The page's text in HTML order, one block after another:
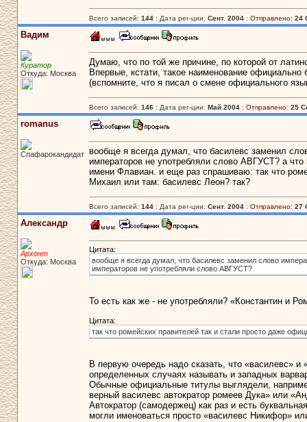
Всего записей: 144: Дата рег-ции: Сент. 2004: Отправлено: 24
Вадим
Куратор
Откуда: Москва
Думаю, что по той же причине, по которой от
Впервые, кстати, такое наименование
(вспомните, что я писал о смене официального
Всего записей: 146: Дата рег-ции: Май 2004: Отправлено: 25
romanus
Спафарокандидат
вообще я всегда думал, что басилевс заменил
императоров не употребляли слово АВГУСТ? а
имени Флавиан. и еще раз спрашиваю: так что
Михаил или там: басилевс Леон? так?
Всего записей: 144: Дата рег-ции: Сент. 2004: Отправлено: 27
Александр
Архонт
Откуда: Москва
Цитата:
вообще я всегда думал, что басилевс заменил слово
императоров не употребляли слово АВГУСТ?
То есть как же - не употребляли? «Константин и
Цитата:
так что ромейских правителей так и стали просто даже
В первую очередь надо сказать, что «василевс»
определенных случаях называть и западных
Обычные официальные титулы выглядели,
верный василевс автократор ромеев Дука» или
Автократор (самодержец) как раз и есть
могли именоваться просто «василевс Никифор»